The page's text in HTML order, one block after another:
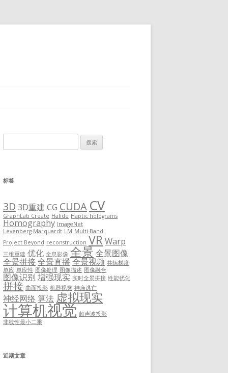
索：
标签
3D 3D重建 CG CUDA CV
GraphLab Create Halide Haptic holograms
Homography ImageNet
Levenberg-Marquardt LM Multi-Band
Project Beyond reconstruction VRWarp
三维重建 优化 全息影像 全景全景图像
全景拼接全景直播 全景视频 共轭梯度
单应 单应性 图像处理 图像描述 图像融合
图像识别 增强现实 实时全景拼接 性能优化
拼接 曲面投影 机器视觉 神庙逃亡
神经网络 算法 虚拟现实
计算机视觉 超声波投影
非线性最小二乘
近期文章